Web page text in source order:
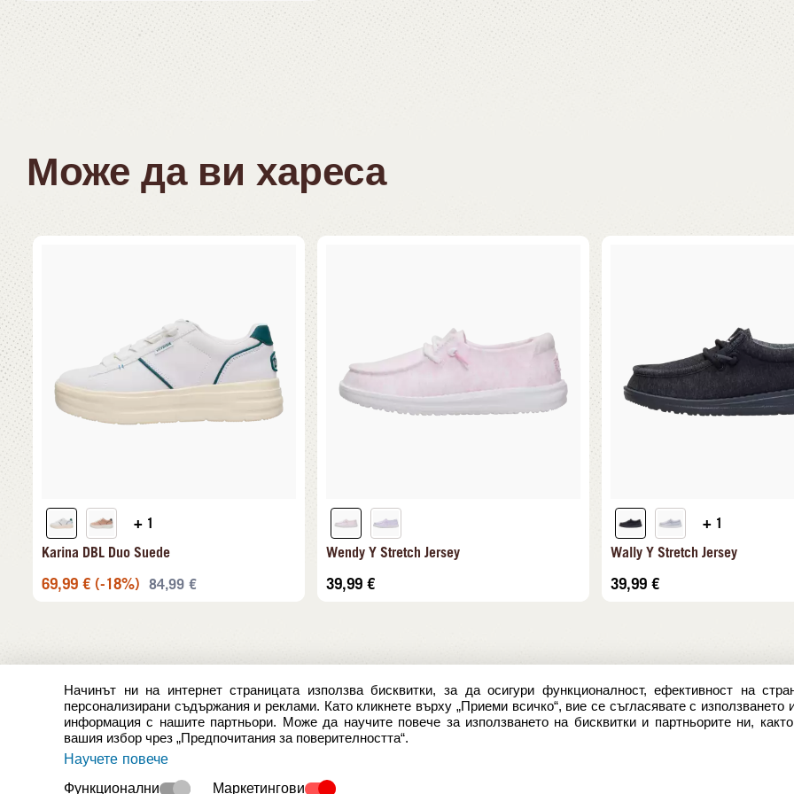
Може да ви хареса
+ 1
Karina DBL Duo Suede
69,99 € (-18%) 84,99 €
Wendy Y Stretch Jersey
39,99 €
+ 1
Wally Y Stretch Jersey
39,99 €
Начинът ни на интернет страницата използва бисквитки, за да осигури функционалност, ефективност на
персонализирани съдържания и реклами. Като кликнете върху „Приеми всичко“, вие се съгласявате с използването
информация с нашите партньори. Може да научите повече за използването на бисквитки и партньорите ни,
вашия избор чрез „Предпочитания за поверителността“.
Научете повече
Функционални Маркетингови